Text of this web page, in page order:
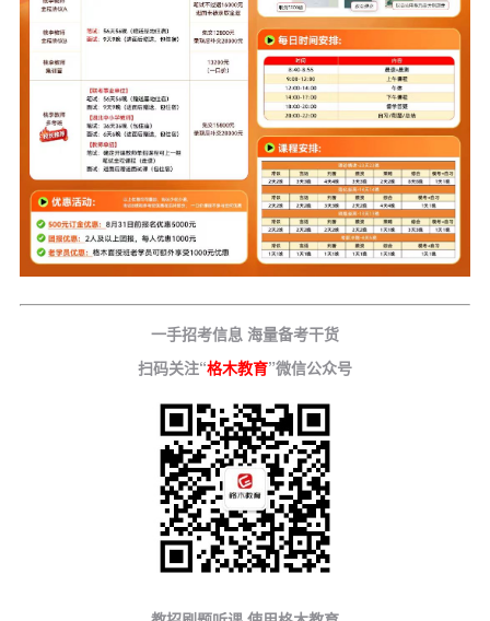
一手招考信息 海量备考干货
扫码关注“格木教育”微信公众号